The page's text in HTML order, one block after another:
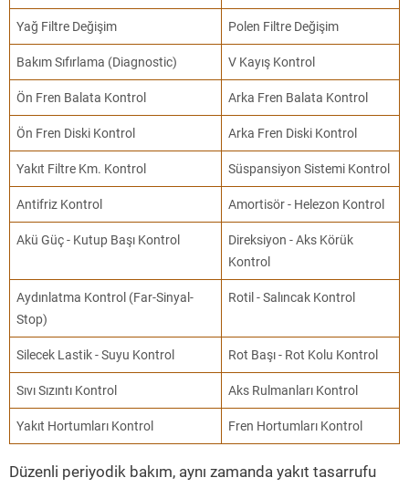
Yağ Filtre Değişim Polen Filtre Değişim
Bakım Sıfırlama (Diagnostic) V Kayış Kontrol
Ön Fren Balata Kontrol Arka Fren Balata Kontrol
Ön Fren Diski Kontrol Arka Fren Diski Kontrol
Yakıt Filtre Km. Kontrol Süspansiyon Sistemi Kontrol
Antifriz Kontrol Amortisör - Helezon Kontrol
Akü Güç - Kutup Başı Kontrol
Direksiyon - Aks Körük
Kontrol
Aydınlatma Kontrol (Far-Sinyal-
Stop)
Rotil - Salıncak Kontrol
Silecek Lastik - Suyu Kontrol Rot Başı - Rot Kolu Kontrol
Sıvı Sızıntı Kontrol Aks Rulmanları Kontrol
Yakıt Hortumları Kontrol Fren Hortumları Kontrol
Düzenli periyodik bakım, aynı zamanda yakıt tasarrufu